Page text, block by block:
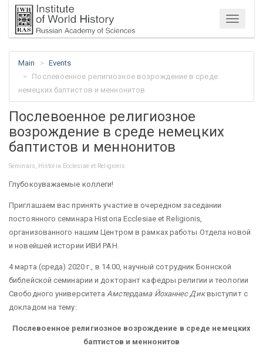
Menu
Main
Events
Послевоенное религиозное возрождение в среде
немецких баптистов и меннонитов
Послевоенное религиозное
возрождение в среде немецких
баптистов и меннонитов
Seminars, Historia Ecclesiae et Religionis
Глубокоуважаемые коллеги!
Приглашаем вас принять участие в очередном заседании
постоянного семинара Historia Ecclesiae et Religionis,
организованного нашим Центром в рамках работы Отдела новой
и новейшей истории ИВИ РАН.
4 марта (среда) 2020 г., в 14.00, научный сотрудник Боннской
библейской семинарии и докторант кафедры религии и теологии
Свободного университетаАмстердама Йоханнес Диквыступит с
докладом на тему:
Послевоенное религиозное возрождение в среде немецких
баптистов и меннонитов